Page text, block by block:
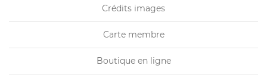
Crédits images
Carte membre
Boutique en ligne